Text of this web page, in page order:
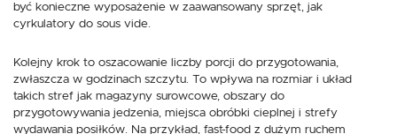
być konieczne wyposażenie w zaawansowany sprzęt, jak
cyrkulatory do sous vide.
Kolejny krok to oszacowanie liczby porcji do przygotowania,
zwłaszcza w godzinach szczytu. To wpływa na rozmiar i układ
takich stref jak magazyny surowcowe, obszary do
przygotowywania jedzenia, miejsca obróbki cieplnej i strefy
wydawania posiłków. Na przykład, fast-food z dużym ruchem